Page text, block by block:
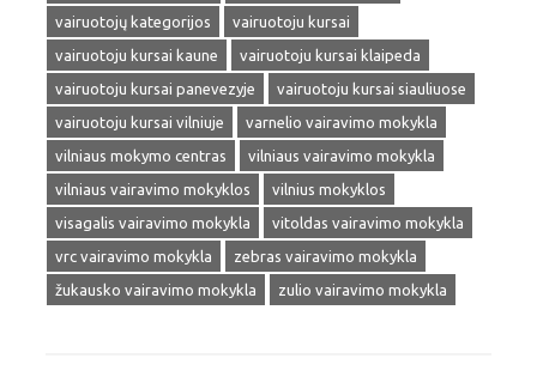
vairuotojų kategorijos
vairuotoju kursai
vairuotoju kursai kaune
vairuotoju kursai klaipeda
vairuotoju kursai panevezyje
vairuotoju kursai siauliuose
vairuotoju kursai vilniuje
varnelio vairavimo mokykla
vilniaus mokymo centras
vilniaus vairavimo mokykla
vilniaus vairavimo mokyklos
vilnius mokyklos
visagalis vairavimo mokykla
vitoldas vairavimo mokykla
vrc vairavimo mokykla
zebras vairavimo mokykla
žukausko vairavimo mokykla
zulio vairavimo mokykla